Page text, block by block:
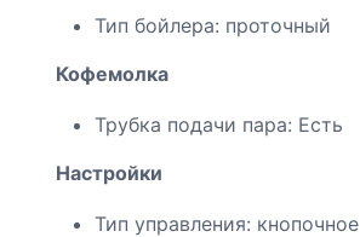
Тип бойлера: проточный
Кофемолка
Трубка подачи пара: Есть
Настройки
Тип управления: кнопочное